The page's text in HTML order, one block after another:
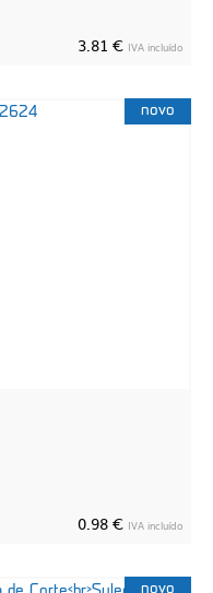
3.81 € IVA incluído
novo
0.98 € IVA incluído
novo